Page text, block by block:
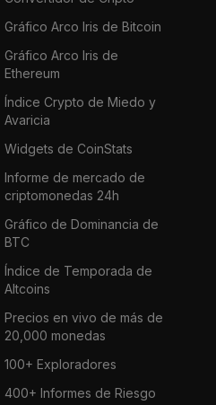
Gráfico Arco Iris de Bitcoin
Gráfico Arco Iris de
Ethereum
Índice Crypto de Miedo y
Avaricia
Widgets de CoinStats
Informe de mercado de
criptomonedas 24h
Gráfico de Dominancia de
BTC
Índice de Temporada de
Altcoins
Precios en vivo de más de
20,000 monedas
100+ Exploradores
400+ Informes de Riesgo